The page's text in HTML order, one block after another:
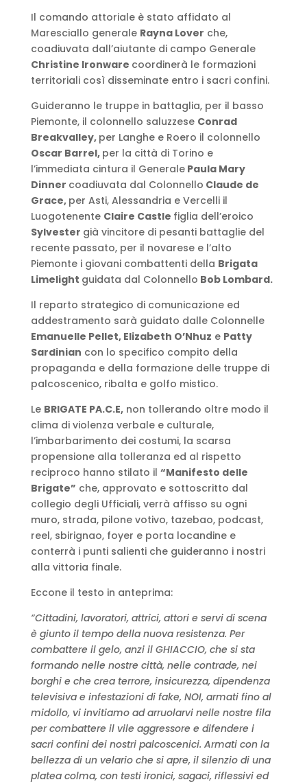
Il comando attoriale è stato affidato al
Maresciallo generale Rayna Lover che,
coadiuvata dall’aiutante di campo Generale
Christine Ironware coordinerà le formazioni
territoriali così disseminate entro i sacri confini.
Guideranno le truppe in battaglia, per il basso
Piemonte, il colonnello saluzzese Conrad
Breakvalley, per Langhe e Roero il colonnello
Oscar Barrel, per la città di Torino e
l’immediata cintura il GeneralePaula Mary
Dinner coadiuvata dal Colonnello Claude de
Grace, per Asti, Alessandria e Vercelli il
Luogotenente Claire Castle figlia dell’eroico
Sylvester già vincitore di pesanti battaglie del
recente passato, per il novarese e l’alto
Piemonte i giovani combattenti della Brigata
Limelight guidata dal Colonnello Bob Lombard.
Il reparto strategico di comunicazione ed
addestramento sarà guidato dalle Colonnelle
Emanuelle Pellet, Elizabeth O’Nhuz e Patty
Sardinian con lo specifico compito della
propaganda e della formazione delle truppe di
palcoscenico, ribalta e golfo mistico.
Le BRIGATE PA.C.E,non tollerando oltre modo il
clima di violenza verbale e culturale,
l’imbarbarimento dei costumi, la scarsa
propensione alla tolleranza ed al rispetto
reciproco hanno stilato il “Manifesto delle
Brigate” che, approvato e sottoscritto dal
collegio degli Ufficiali, verrà affisso su ogni
muro, strada, pilone votivo, tazebao, podcast,
reel, sbirignao, foyer e porta locandine e
conterrà i punti salienti che guideranno i nostri
alla vittoria finale.
Eccone il testo in anteprima:
“Cittadini, lavoratori, attrici, attori e servi di scena
è giunto il tempo della nuova resistenza. Per
combattere il gelo, anzi il GHIACCIO, che si sta
formando nelle nostre città, nelle contrade, nei
borghi e che crea terrore, insicurezza, dipendenza
televisiva e infestazioni di fake, NOI, armati fino al
midollo, vi invitiamo ad arruolarvi nelle nostre fila
per combattere il vile aggressore e difendere i
sacri confini dei nostri palcoscenici. Armati con la
bellezza di un velario che si apre, il silenzio di una
platea colma, con testi ironici, sagaci, riflessivi ed